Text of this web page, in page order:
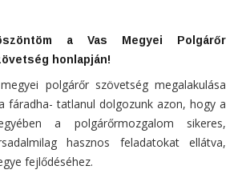
a Vas Megyei Polgárőr
honlapján!
polgárőr szövetség megalakulása
fáradha- tatlanul dolgozunk azon, hogy a
a polgárőrmozgalom sikeres,
hasznos feladatokat ellátva,
fejlődéséhez.